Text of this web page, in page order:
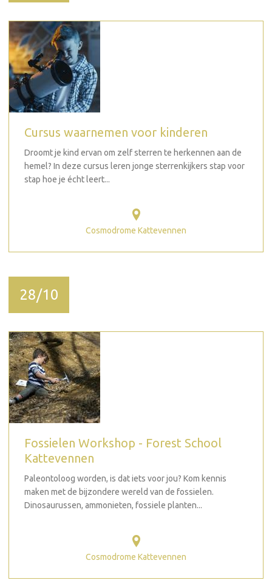
Cursus waarnemen voor kinderen
Droomt je kind ervan om zelf sterren te herkennen aan de
hemel? In deze cursus leren jonge sterrenkijkers stap voor
stap hoe je écht leert...
Cosmodrome Kattevennen
28/10
Fossielen Workshop - Forest School
Kattevennen
Paleontoloog worden, is dat iets voor jou? Kom kennis
maken met de bijzondere wereld van de fossielen.
Dinosaurussen, ammonieten, fossiele planten...
Cosmodrome Kattevennen